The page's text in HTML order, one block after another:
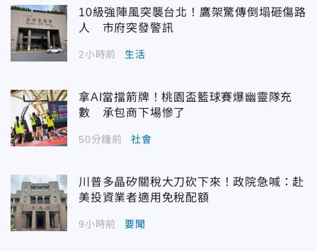
10級強陣風突襲台北！鷹架驚傳倒塌砸傷路
人 市府突發警訊
2小時前 生活
拿AI當擋箭牌！桃園盃籃球賽爆幽靈隊充
數 承包商下場慘了
50分鐘前 社會
川普多晶矽關稅大刀砍下來！政院急喊：赴
美投資業者適用免稅配額
9小時前 要聞